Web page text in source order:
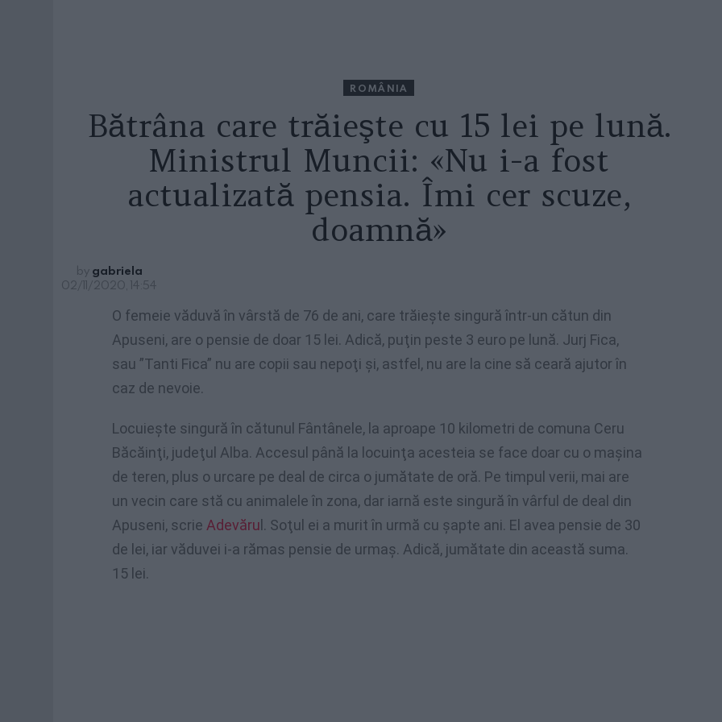
ROMÂNIA
Bătrâna care trăieşte cu 15 lei pe lună.
Ministrul Muncii: «Nu i-a fost
actualizată pensia. Îmi cer scuze,
doamnă»
by gabriela
02/11/2020, 14:54
O femeie văduvă în vârstă de 76 de ani, care trăieşte singură într-un cătun din
Apuseni, are o pensie de doar 15 lei. Adică, puţin peste 3 euro pe lună. Jurj Fica,
sau ”Tanti Fica” nu are copii sau nepoţi şi, astfel, nu are la cine să ceară ajutor în
caz de nevoie.
Locuieşte singură în cătunul Fântânele, la aproape 10 kilometri de comuna Ceru
Băcăinţi, judeţul Alba. Accesul până la locuinţa acesteia se face doar cu o maşina
de teren, plus o urcare pe deal de circa o jumătate de oră. Pe timpul verii, mai are
un vecin care stă cu animalele în zona, dar iarnă este singură în vârful de deal din
Apuseni, scrie Adevăru l. Soţul ei a murit în urmă cu şapte ani. El avea pensie de 30
de lei, iar văduvei i-a rămas pensie de urmaş. Adică, jumătate din această suma.
15 lei.